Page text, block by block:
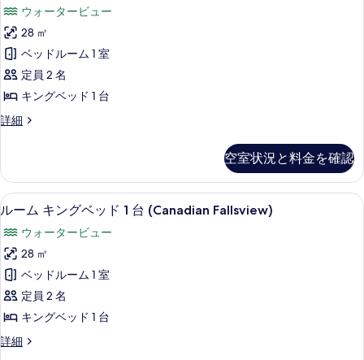
ェ
ッ
ト
バ
ス
(City/Casino
す
べ
て
の
写
真
を
表
示
ド
台
ジ
ェ
ッ
ト
バ
の
詳
細
ム
キ
ン
グ
ッ
1
台
(US
Fallsview)
の
す
べ
て
の
ウォータービュー
28 ㎡
ベッドルーム 1 室
定員 2 名
キングベッド 1 台
詳細
ル
ン
グ
ベ
ド
台
(US
Fallsview)
の
詳
細
空室状況と料金を確認
ル
ム
キ
ン
グ
ッ
低刺激性寝具、セーフティボックス
3
ルーム キングベッド 1 台 (Canadian Fallsview)
ウォータービュー
28 ㎡
ベッドルーム 1 室
定員 2 名
キングベッド 1 台
詳細
ル